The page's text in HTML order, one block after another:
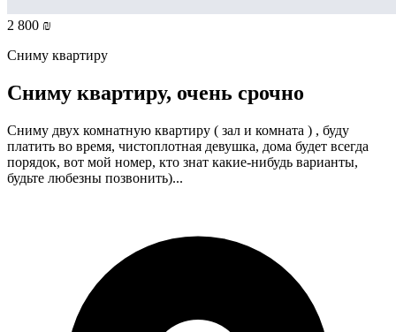
2 800 ₪
Сниму квартиру
Сниму квартиру, очень срочно
Сниму двух комнатную квартиру ( зал и комната ) , буду
платить во время, чистоплотная девушка, дома будет всегда
порядок, вот мой номер, кто знат какие-нибудь варианты,
будьте любезны позвонить)...